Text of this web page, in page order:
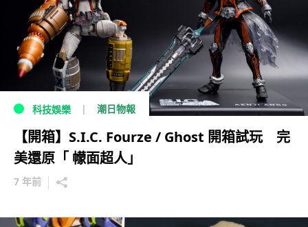
科技娛樂 潮日物報
【開箱】S.I.C. Fourze / Ghost 開箱試玩 完
美還原「 幪面超人」
7 年前